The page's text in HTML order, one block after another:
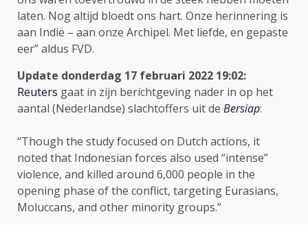
laten. Nog altijd bloedt ons hart. Onze herinnering is
aan Indië – aan onze Archipel. Met liefde, en gepaste
eer” aldus FVD.
Update donderdag 17 februari 2022 19:02:
Reuters gaat in zijn berichtgeving nader in op het
aantal (Nederlandse) slachtoffers uit de Bersiap:
“Though the study focused on Dutch actions, it
noted that Indonesian forces also used “intense”
violence, and killed around 6,000 people in the
opening phase of the conflict, targeting Eurasians,
Moluccans, and other minority groups.”